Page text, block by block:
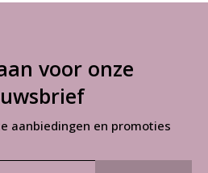
voor onze
aanbiedingen en promoties